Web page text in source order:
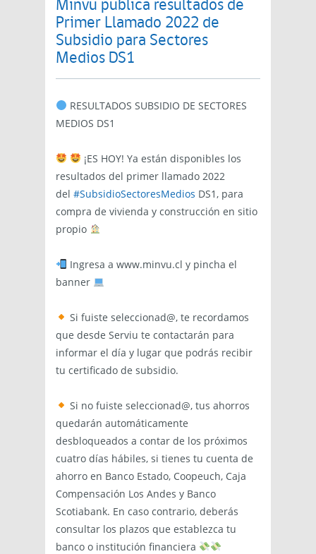
Minvu publica resultados de
Primer Llamado 2022 de
Subsidio para Sectores
Medios DS1
RESULTADOS SUBSIDIO DE SECTORES
MEDIOS DS1
¡ES HOY! Ya están disponibles los
resultados del primer llamado 2022
del #SubsidioSectoresMedios DS1, para
compra de vivienda y construcción en sitio
propio
Ingresa a www.minvu.cl y pincha el
banner
Si fuiste seleccionad@, te recordamos
que desde Serviu te contactarán para
informar el día y lugar que podrás recibir
tu certificado de subsidio.
Si no fuiste seleccionad@, tus ahorros
quedarán automáticamente
desbloqueados a contar de los próximos
cuatro días hábiles, si tienes tu cuenta de
ahorro en Banco Estado, Coopeuch, Caja
Compensación Los Andes y Banco
Scotiabank. En caso contrario, deberás
consultar los plazos que establezca tu
banco o institución financiera